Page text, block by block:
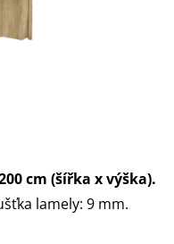
cm (šířka x výška).
lamely: 9 mm.